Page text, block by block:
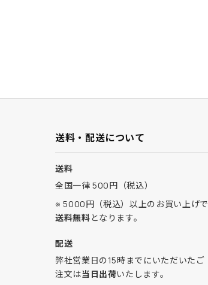
送料・配送について
送料
全国一律 500円（税込）
※ 5000円（税込）以上のお買い上げで
送料無料となります。
配送
弊社営業日の15時までにいただいたご
注文は当日出荷いたします。